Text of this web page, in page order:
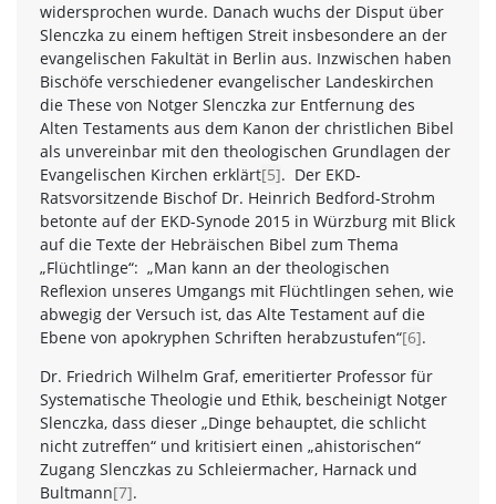
widersprochen wurde. Danach wuchs der Disput über
Slenczka zu einem heftigen Streit insbesondere an der
evangelischen Fakultät in Berlin aus. Inzwischen haben
Bischöfe verschiedener evangelischer Landeskirchen
die These von Notger Slenczka zur Entfernung des
Alten Testaments aus dem Kanon der christlichen Bibel
als unvereinbar mit den theologischen Grundlagen der
Evangelischen Kirchen erklärt[5]. Der EKD-
Ratsvorsitzende Bischof Dr. Heinrich Bedford-Strohm
betonte auf der EKD-Synode 2015 in Würzburg mit Blick
auf die Texte der Hebräischen Bibel zum Thema
„Flüchtlinge“: „Man kann an der theologischen
Reflexion unseres Umgangs mit Flüchtlingen sehen, wie
abwegig der Versuch ist, das Alte Testament auf die
Ebene von apokryphen Schriften herabzustufen“[6].
Dr. Friedrich Wilhelm Graf, emeritierter Professor für
Systematische Theologie und Ethik, bescheinigt Notger
Slenczka, dass dieser „Dinge behauptet, die schlicht
nicht zutreffen“ und kritisiert einen „ahistorischen“
Zugang Slenczkas zu Schleiermacher, Harnack und
Bultmann[7].